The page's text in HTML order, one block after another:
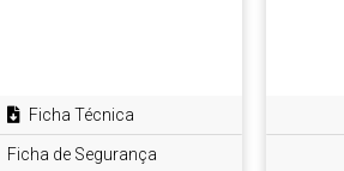
Ficha Técnica
Ficha de Segurança